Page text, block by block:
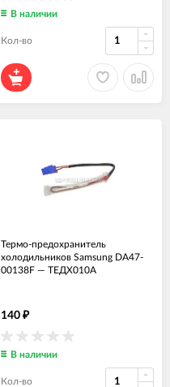
В наличии
Кол-во
Термо-предохранитель
холодильников Samsung DA47-
00138F — ТЕДХ010А
140 ₽
В наличии
Кол-во